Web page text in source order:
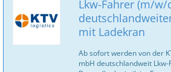
Lkw-Fahrer (m/
mit Ladekran
Ab sofort werden von der
mbH deutschlandweit